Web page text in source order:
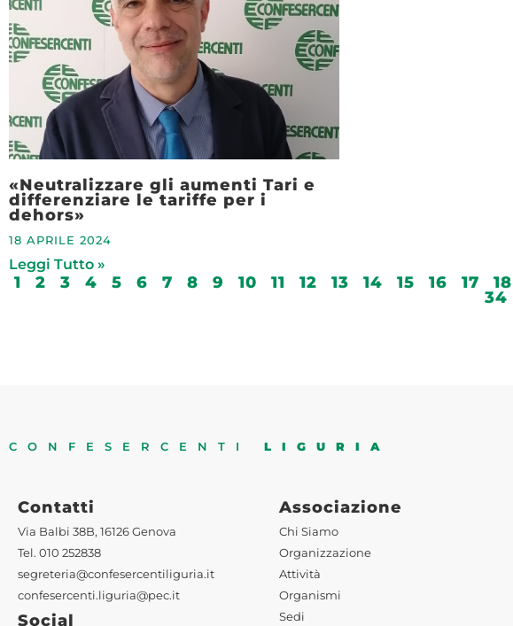
«Neutralizzare gli aumenti Tari e
differenziare le tariffe per i
dehors»
18 APRILE 2024
Leggi Tutto »
1 2 3 4 5 6 7 8 9 10 11 12 13 14 15 16 17 18
34
CONFESERCENTI LIGURIA
Contatti
Via Balbi 38B, 16126 Genova
Tel. 010 252838
segreteria@confesercentiliguria.it
confesercenti.liguria@pec.it
Social
Associazione
Chi Siamo
Organizzazione
Attività
Organismi
Sedi